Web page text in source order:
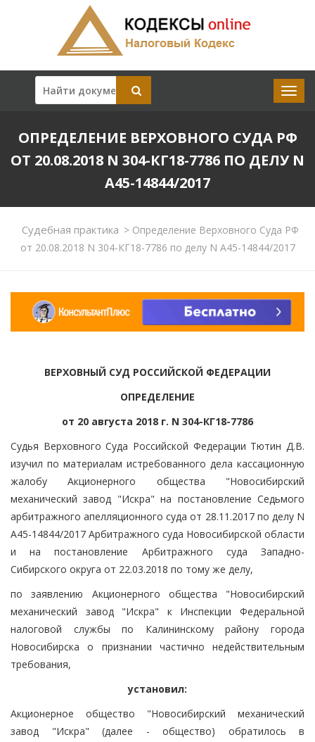
ОПРЕДЕЛЕНИЕ ВЕРХОВНОГО СУДА РФ
ОТ 20.08.2018 N 304-КГ18-7786 ПО ДЕЛУ N
А45-14844/2017
Судебная практика >Определение Верховного Суда РФ
от 20.08.2018 N 304-КГ18-7786 по делу N А45-14844/2017
ВЕРХОВНЫЙ СУД РОССИЙСКОЙ ФЕДЕРАЦИИ
ОПРЕДЕЛЕНИЕ
от 20 августа 2018 г. N 304-КГ18-7786
Судья Верховного Суда Российской Федерации Тютин Д.В.
изучил по материалам истребованного дела кассационную
жалобу Акционерного общества "Новосибирский
механический завод "Искра" на постановление Седьмого
арбитражного апелляционного суда от 28.11.2017 по делу N
А45-14844/2017 Арбитражного суда Новосибирской области
и на постановление Арбитражного суда Западно-
Сибирского округа от 22.03.2018 по тому же делу,
по заявлению Акционерного общества "Новосибирский
механический завод "Искра" к Инспекции Федеральной
налоговой службы по Калининскому району города
Новосибирска о признании частично недействительным
требования,
установил:
Акционерное общество "Новосибирский механический
завод "Искра" (далее - общество) обратилось в